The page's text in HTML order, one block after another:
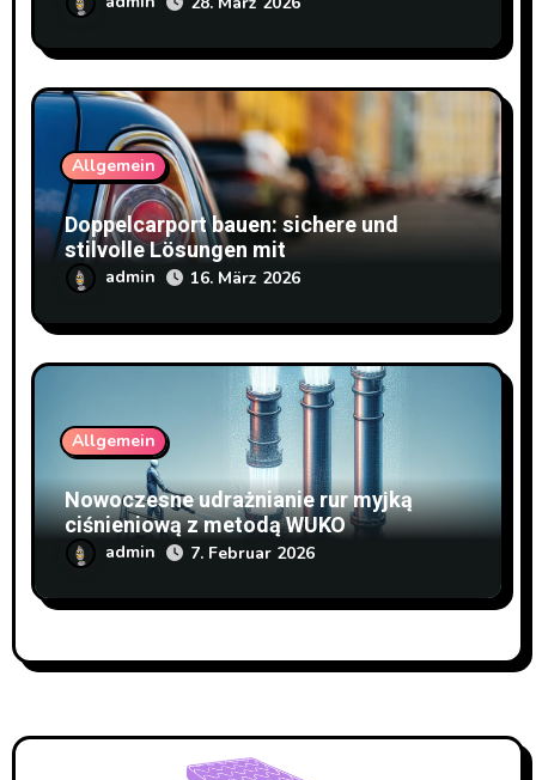
Allgemein
Doppelcarport bauen: sichere und
stilvolle Lösungen mit
Doppelstabmattenzaun
admin 16. März 2026
Allgemein
Nowoczesne udrażnianie rur myjką
ciśnieniową z metodą WUKO
admin 7. Februar 2026